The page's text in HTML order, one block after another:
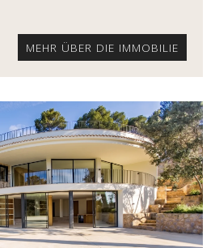
MEHR ÜBER DIE IMMOBILIE